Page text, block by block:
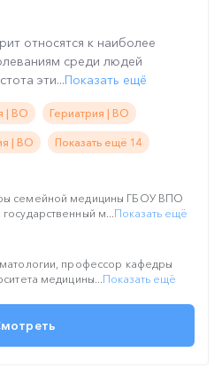
относятся к наиболее
среди людей
эти...Показать ещё
| ВО Гериатрия | ВО
| ВО Показать ещё 14
семейной медицины ГБОУ ВПО
м...Показать ещё
профессор кафедры
медицины...Показать ещё